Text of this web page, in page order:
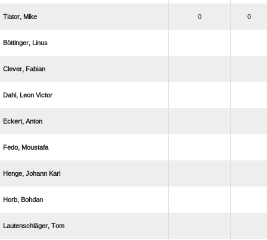
  0 0
 
 
  
 
 
  
 
 